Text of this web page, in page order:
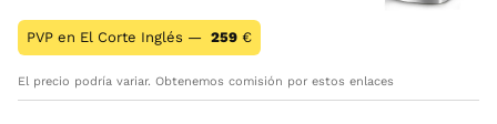
PVP en El Corte Inglés — 259 €
El precio podría variar. Obtenemos comisión por estos enlaces